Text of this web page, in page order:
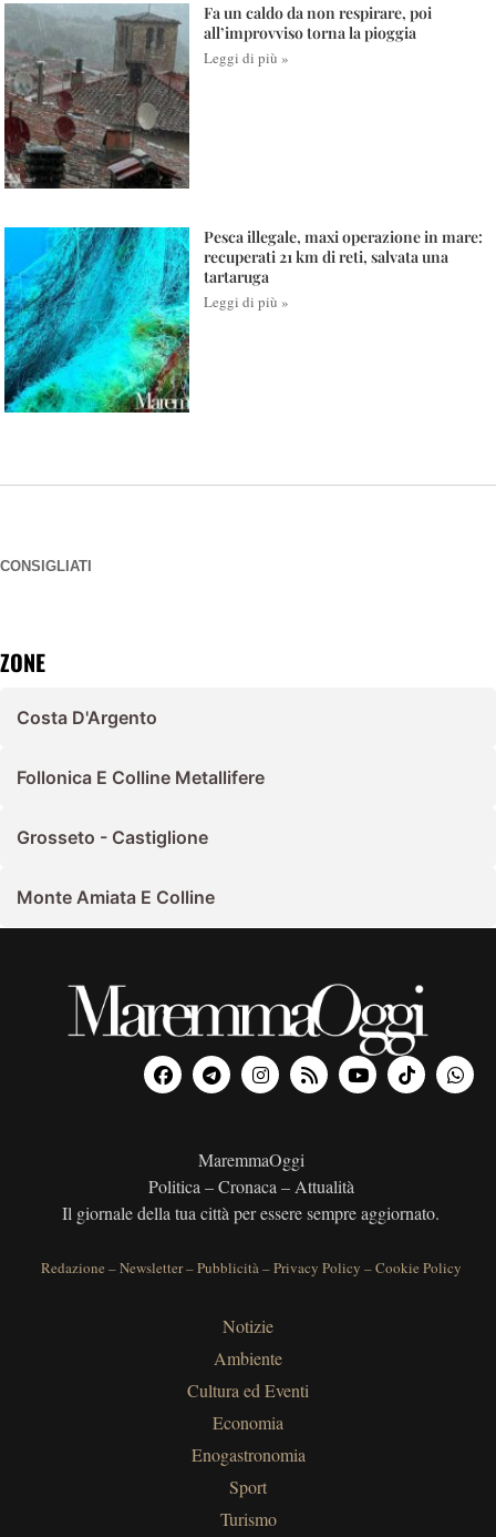
Fa un caldo da non respirare, poi
all’improvviso torna la pioggia
Leggi di più »
Pesca illegale, maxi operazione in mare:
recuperati 21 km di reti, salvata una
tartaruga
Leggi di più »
CONSIGLIATI
ZONE
Costa D'Argento
Follonica E Colline Metallifere
Grosseto - Castiglione
Monte Amiata E Colline
MaremmaOggi
Politica – Cronaca – Attualità
Il giornale della tua città per essere sempre aggiornato.
Redazione –Newsletter–Pubblicità–Privacy Policy –Cookie Policy
Notizie
Ambiente
Cultura ed Eventi
Economia
Enogastronomia
Sport
Turismo